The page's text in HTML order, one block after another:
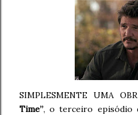
SIMPLESMENTE UMA
Time”, o terceiro episódio